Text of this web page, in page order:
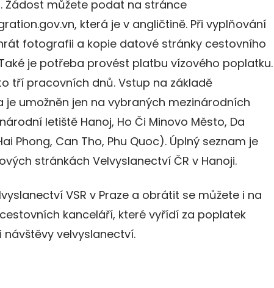
Žádost můžete podat na stránce
která je v angličtině. Při vyplňování
fotografii a kopie datové stránky cestovního
je potřeba provést platbu vízového poplatku.
tří pracovních dnů. Vstup na základě
je umožněn jen na vybraných mezinárodních
letiště Hanoj, Ho Či Minovo Město, Da
Phong, Can Tho, Phu Quoc). Úplný seznam je
stránkách Velvyslanectví ČR v Hanoji.
VSR v Praze a obrátit se můžete i na
kanceláří, které vyřídí za poplatek
velvyslanectví.